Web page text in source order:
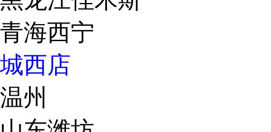
青海西宁
城西店
温州